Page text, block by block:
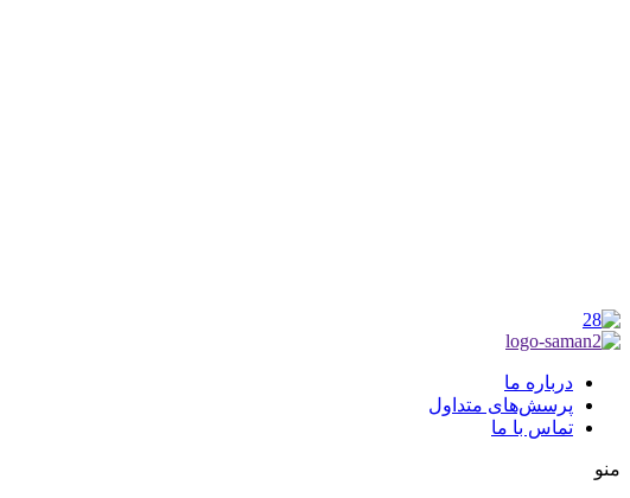
درباره ما
پرسش‌های متداول
تماس با ما
منو